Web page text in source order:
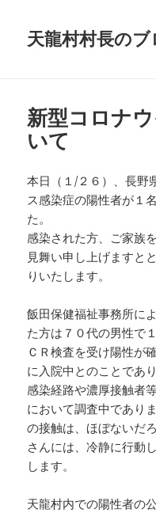
天龍村村長の
新型コロナ
いて
本日（１/２６）、長野
ス感染症の陽性者が１
た。
感染された方、ご家族
見舞い申し上げますと
りいたします。
飯田保健福祉事務所に
た方は７０代の男性で
ＣＲ検査を受け陽性が
に入院中とのことであり
感染経路や濃厚接触者
において調査中であり
の接触は、ほぼないだ
さんには、冷静に行動
します。
天龍村内での陽性者の